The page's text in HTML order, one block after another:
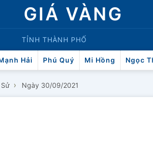
GIÁ VÀNG
TỈNH THÀNH PHỐ
Hải Phú Quý Mi Hồng Ngọc
› Ngày 30/09/2021